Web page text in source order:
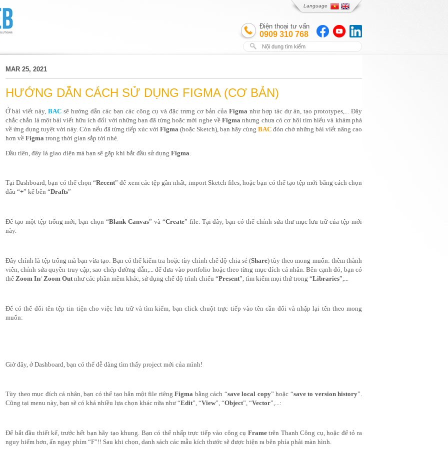
Language
Điện thoại tư vấn
0909 310 768
MAR 25, 2021
HƯỚNG DẪN CÁCH SỬ DỤNG FIGMA (CƠ BẢN)
Ở bài viết này, BAC sẽ hướng dẫn các bạn các công cụ và đặc trưng cơ bản của Figma như hợp tác dự án, tạo prototypes,... Đây
chắc chắn là một bài viết hữu ích đối với những bạn đã từng hoặc mới nghe về Figma nhưng chưa có cơ hội tìm hiểu và khám phá
về ứng dụng tuyệt vời này. Còn nếu đã từng tiếp xúc với Figma (hoặc Sketch), bạn hãy cùng BAC đón chờ những bài viết nâng cao
hơn về Figma trong thời gian sắp tới nhé.
Đầu tiên, đây là giao diện mà bạn sẽ gặp khi bắt đầu sử dụng Figma.
Tại Dashboard, bạn có thể chọn “Recent” để xem các tệp gần nhất, import Sketch files, hoặc bạn có thể tạo tệp mới bằng cách chọn
dấu “+” kế bên “Drafts”
Để tạo một tệp trống mới, bạn chọn “Blank Canvas” và “Create” file. Tại đây, bạn có thể chỉnh sửa thư mục lưu trữ của tệp mới
này.
Đây chính là tệp trống mà bạn vừa tạo. Bạn có thể kiểm tra hoặc tùy chỉnh chế độ chia sẻ (Share) tùy theo mong muốn: thêm thành
viên, chỉnh sửa quyền truy cập, sao chép đường dẫn,... để đưa vào portfolio hoặc theo từng mục đích cá nhân. Bên cạnh đó, bạn có
thể Zoom In/ Zoom Out như các phần mềm khác, sử dụng chế độ trình chiếu “Present”, tìm kiếm mọi thứ trong “Libraries”,...
Để có thể đổi tên tệp tin tiện cho việc lưu trữ và tìm kiểm, bạn click chuột trực tiếp vào tên cần đổi và nhập lại tên theo mong
muốn:
Giờ đây, ở Dashboard, bạn có thể dễ dàng tìm thấy project mới của mình!
Tùy theo mục đích cá nhân, bạn có thể tạo hẳn một file riêng Figma bằng cách “save local copy” hoặc “save to version history”.
Cũng tại menu này, bạn sẽ có khá nhiều lựa chọn khác nữa như “Edit”, “View”, “Object”, “Vector”,...:
Để bắt đầu thiết kế, trước hết bạn hãy tạo khung. Bạn có thể nhấp trực tiếp vào công cụ Frame trên Thanh Công cụ, hoặc để tỏ ra
nguy hiểm hơn, ấn ngay phím “F”!! Sau khi chọn, danh sách các mẫu kích thước sẽ được hiện ra bên phía phải màn hình.